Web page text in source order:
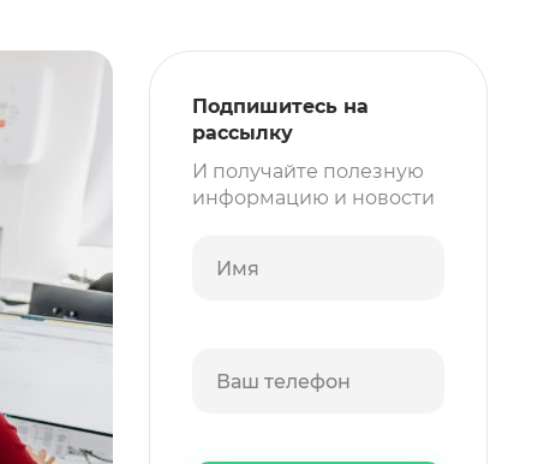
Подпишитесь на
рассылку
И получайте полезную
информацию и новости